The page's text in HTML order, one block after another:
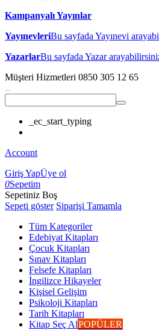
Kampanyalı Yayınlar
YayınevleriBu sayfada Yayınevi
YazarlarBu sayfada Yazar
Müşteri Hizmetleri 0850 305 12 65
_ec_start_typing
Account
Giriş YapÜye ol
0Sepetim
Sepetiniz Boş
Sepeti göster Siparişi Tamamla
Tüm Kategoriler
Edebiyat Kitapları
Çocuk Kitapları
Sınav Kitapları
Felsefe Kitapları
İngilizce Hikayeler
Kişisel Gelişim
Psikoloji Kitapları
Tarih Kitapları
Kitap Seç AlPOPÜLER